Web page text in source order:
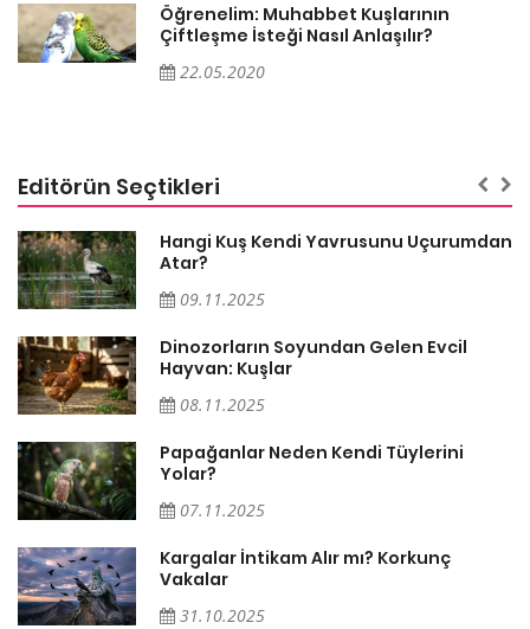
Öğrenelim: Muhabbet Kuşlarının
Çiftleşme İsteği Nasıl Anlaşılır?
22.05.2020
Editörün Seçtikleri
Hangi Kuş Kendi Yavrusunu Uçurumdan
Atar?
09.11.2025
Dinozorların Soyundan Gelen Evcil
Hayvan: Kuşlar
08.11.2025
Papağanlar Neden Kendi Tüylerini
Yolar?
07.11.2025
Kargalar İntikam Alır mı? Korkunç
Vakalar
31.10.2025